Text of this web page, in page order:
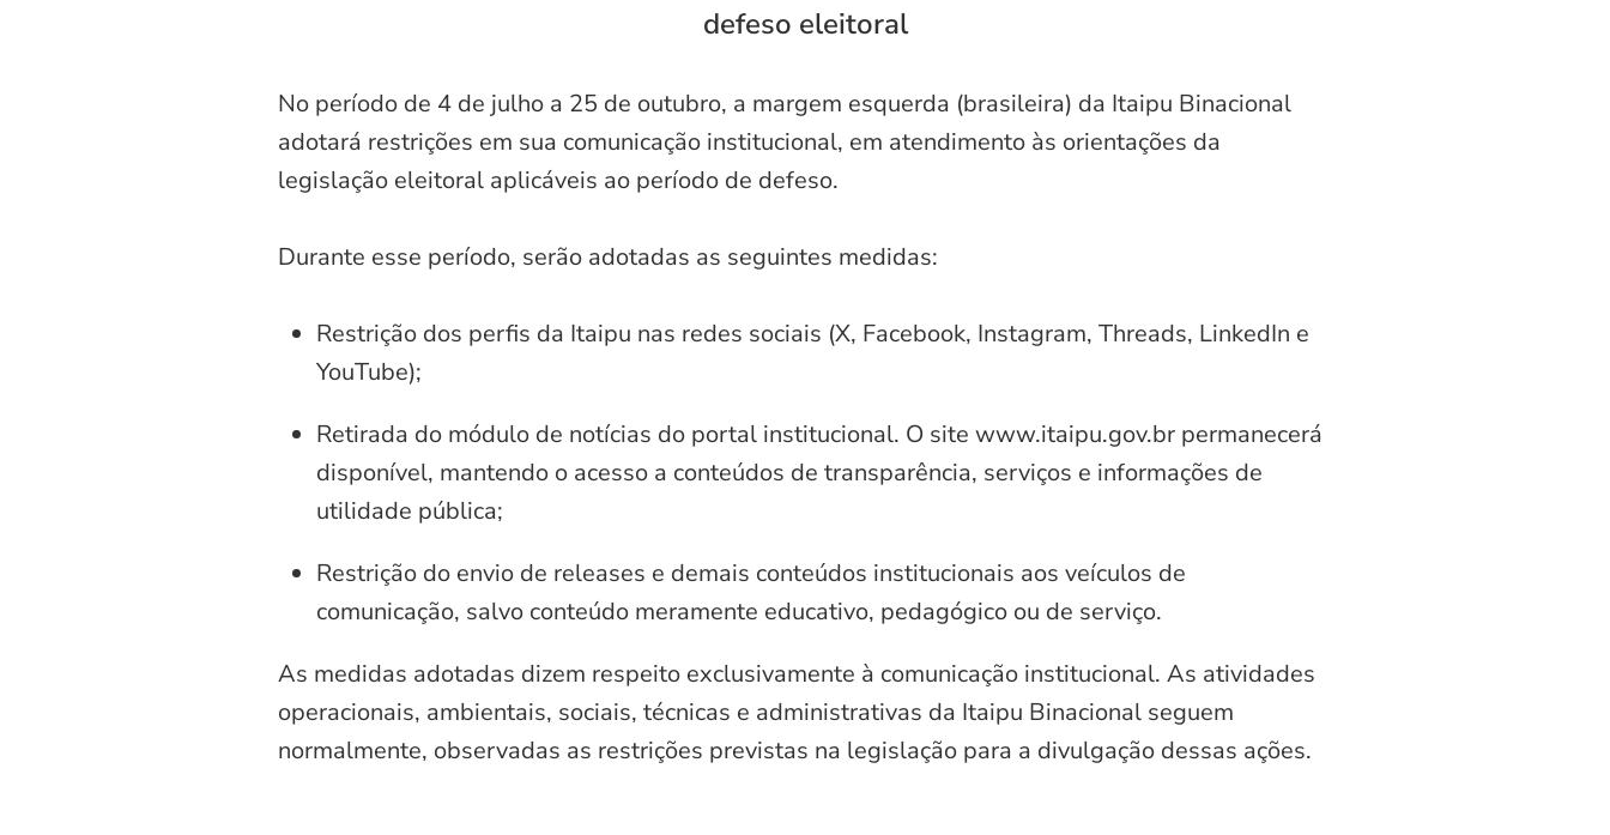
defeso eleitoral
No período de 4 de julho a 25 de outubro, a margem esquerda (brasileira) da Itaipu Binacional
adotará restrições em sua comunicação institucional, em atendimento às orientações da
legislação eleitoral aplicáveis ao período de defeso.
Durante esse período, serão adotadas as seguintes medidas:
Restrição dos perfis da Itaipu nas redes sociais (X, Facebook, Instagram, Threads, LinkedIn e
YouTube);
Retirada do módulo de notícias do portal institucional. O site www.itaipu.gov.br permanecerá
disponível, mantendo o acesso a conteúdos de transparência, serviços e informações de
utilidade pública;
Restrição do envio de releases e demais conteúdos institucionais aos veículos de
comunicação, salvo conteúdo meramente educativo, pedagógico ou de serviço.
As medidas adotadas dizem respeito exclusivamente à comunicação institucional. As atividades
operacionais, ambientais, sociais, técnicas e administrativas da Itaipu Binacional seguem
normalmente, observadas as restrições previstas na legislação para a divulgação dessas ações.